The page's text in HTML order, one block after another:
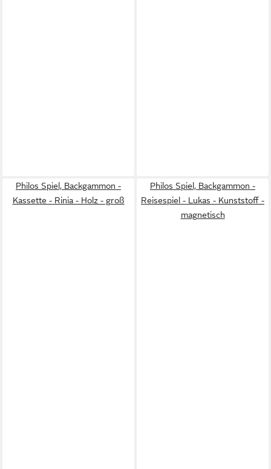
Philos Spiel, Backgammon -
Kassette - Rinia - Holz - groß
Philos Spiel, Backgammon -
Reisespiel - Lukas - Kunststoff -
magnetisch